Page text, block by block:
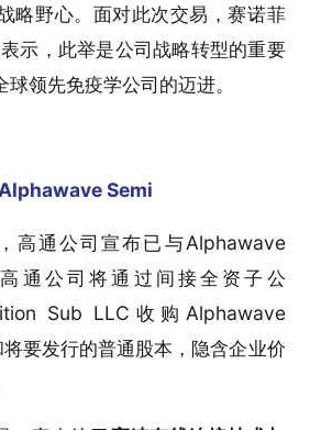
略野心。面对此次交易，赛诺菲
示，此举是公司战略转型的重要
领先免疫学公司的迈进。
Semi
高通公司宣布已与Alphawave
通公司将通过间接全资子公
Sub LLC收购Alphawave
要发行的普通股本，隐含企业价